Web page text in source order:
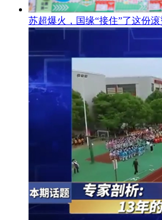
苏超爆火，国缘“接住”了这份